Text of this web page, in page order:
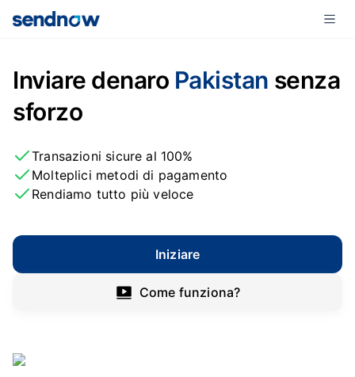
Inviare denaro Pakistan senza
sforzo
Transazioni sicure al 100%
Molteplici metodi di pagamento
Rendiamo tutto più veloce
Iniziare
Come funziona?